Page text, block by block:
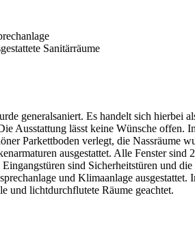
Sanitärräume
generalsaniert. Es handelt sich hierbei
Ausstattung lässt keine Wünsche offen.
Parkettboden verlegt, die Nassräume
ausgestattet. Alle Fenster sind
sind Sicherheitstüren und
und Klimaanlage ausgestattet.
und lichtdurchflutete Räume geachtet.